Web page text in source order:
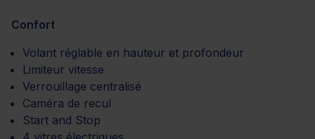
Confort
Volant réglable en hauteur et profondeur
Limiteur vitesse
Verrouillage centralisé
Caméra de recul
Start and Stop